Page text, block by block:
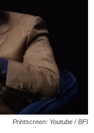
Printscreen: Youtube / BFI